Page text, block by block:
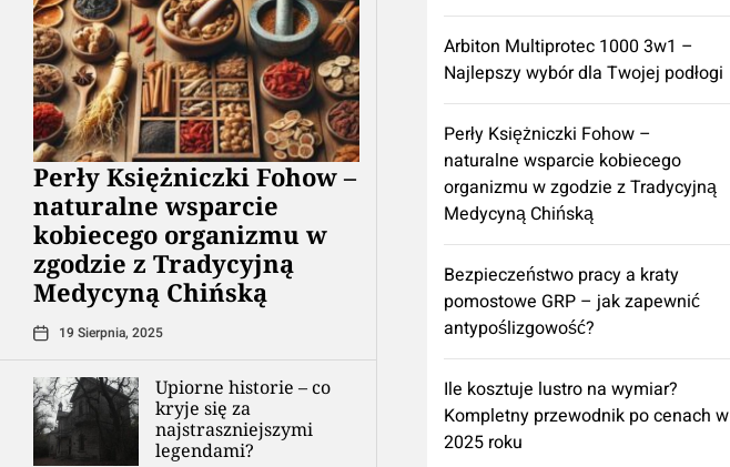
Perły Księżniczki Fohow –
naturalne wsparcie
kobiecego organizmu w
zgodzie z Tradycyjną
Medycyną Chińską
19 Sierpnia, 2025
Upiorne historie – co
kryje się za
najstraszniejszymi
legendami?
Arbiton Multiprotec 1000 3w1 –
Najlepszy wybór dla Twojej podłogi
Perły Księżniczki Fohow –
naturalne wsparcie kobiecego
organizmu w zgodzie z Tradycyjną
Medycyną Chińską
Bezpieczeństwo pracy a kraty
pomostowe GRP – jak zapewnić
antypoślizgowość?
Ile kosztuje lustro na wymiar?
Kompletny przewodnik po cenach w
2025 roku